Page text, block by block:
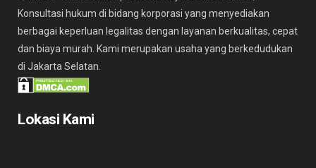
Konsultasi hukum di bidang korporasi yang menyediakan
berbagai keperluan legalitas dengan layanan berkualitas, cepat
dan biaya murah. Kami merupakan usaha yang berkedudukan
di Jakarta Selatan.
Lokasi Kami